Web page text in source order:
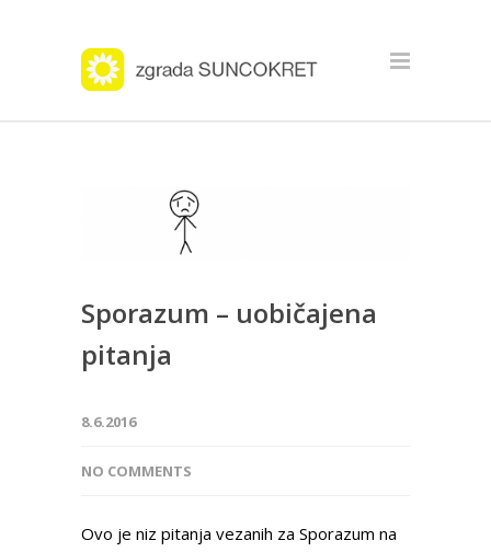
Sporazum – uobičajena
pitanja
8.6.2016
NO COMMENTS
Ovo je niz pitanja vezanih za Sporazum na